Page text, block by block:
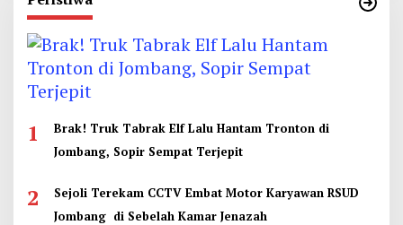
1
Brak! Truk Tabrak Elf Lalu Hantam Tronton di
Jombang, Sopir Sempat Terjepit
2
Sejoli Terekam CCTV Embat Motor Karyawan RSUD
Jombang di Sebelah Kamar Jenazah